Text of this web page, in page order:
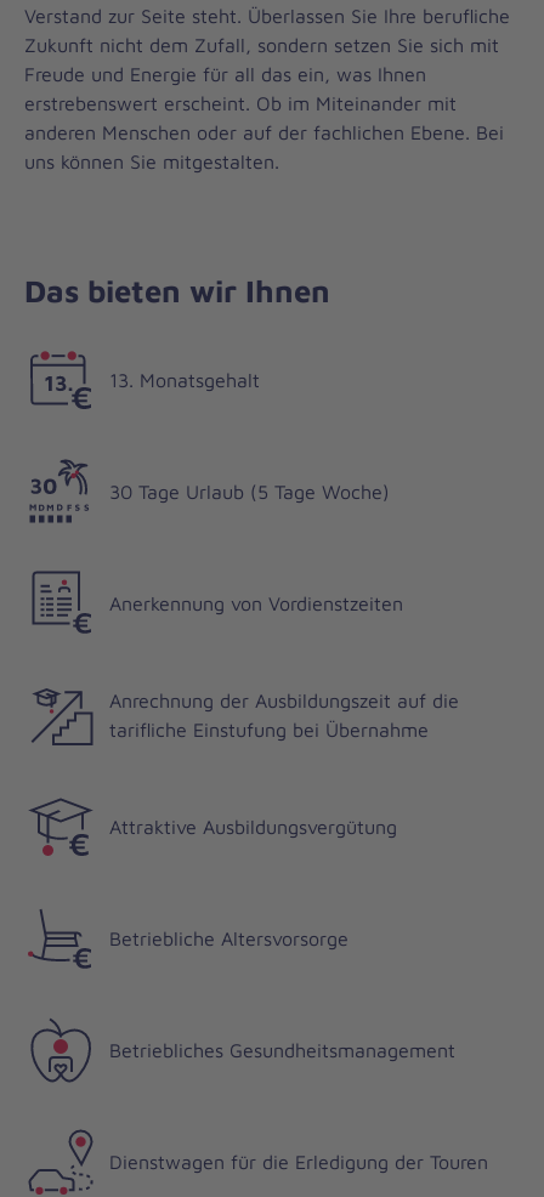
Verstand zur Seite steht. Überlassen Sie Ihre berufliche
Zukunft nicht dem Zufall, sondern setzen Sie sich mit
Freude und Energie für all das ein, was Ihnen
erstrebenswert erscheint. Ob im Miteinander mit
anderen Menschen oder auf der fachlichen Ebene. Bei
uns können Sie mitgestalten.
Das bieten wir Ihnen
13. Monatsgehalt
30 Tage Urlaub (5 Tage Woche)
Anerkennung von Vordienstzeiten
Anrechnung der Ausbildungszeit auf die
tarifliche Einstufung bei Übernahme
Attraktive Ausbildungsvergütung
Betriebliche Altersvorsorge
Betriebliches Gesundheitsmanagement
Dienstwagen für die Erledigung der Touren